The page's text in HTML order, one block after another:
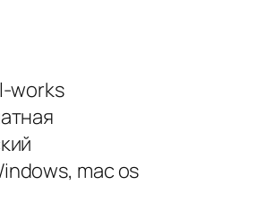
works
mac os